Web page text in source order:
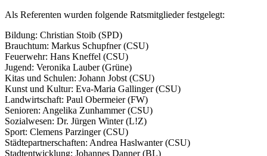
Als Referenten wurden folgende Ratsmitglieder festgelegt:
Bildung: Christian Stoib (SPD)
Brauchtum: Markus Schupfner (CSU)
Feuerwehr: Hans Kneffel (CSU)
Jugend: Veronika Lauber (Grüne)
Kitas und Schulen: Johann Jobst (CSU)
Kunst und Kultur: Eva-Maria Gallinger (CSU)
Landwirtschaft: Paul Obermeier (FW)
Senioren: Angelika Zunhammer (CSU)
Sozialwesen: Dr. Jürgen Winter (L!Z)
Sport: Clemens Parzinger (CSU)
Städtepartnerschaften: Andrea Haslwanter (CSU)
Stadtentwicklung: Johannes Danner (BL)